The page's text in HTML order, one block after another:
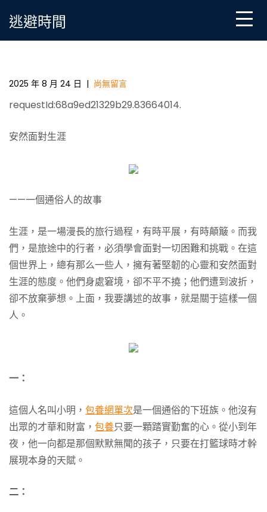
逃避時間
安然面一包養網心得臨生涯（一個通俗人的故事）
2025 年 8 月 24 日 | 尚無留言
requestId:68a9ed21329b29.83664014.
安然面對生涯
——一個通俗人的故事
生涯，是一場漫長的旅行過程，有時平展，有時顛簸。而我
們，是旅途中的行者，必須學會面對一切困難和挑戰。在這
個世界上，總有那么一些人，擁有著堅韌的心靈和安然面對
生涯的態度。他們身處窘境，卻不平不撓；他們遭到波折，
卻不放棄夢想。上面，我要講述的故事，就是關于這樣一個
人。
一：
這個人名叫小明， 包養網單次是一個通俗的下班族。他沒有
出眾的才華和財富， 包養只要一顆踏實勤奮的心。從小到年
夜，他一向都是那個默默無聞的孩子，只要在打籃球時才幹
展現本身的天賦。
二：